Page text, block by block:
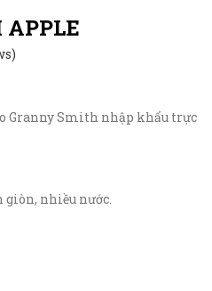
Granny Smith nhập khẩu trực
giòn, nhiều nước.